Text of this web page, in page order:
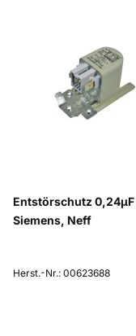
Entstörschutz
Siemens, Neff
Herst.-Nr.: 00623688